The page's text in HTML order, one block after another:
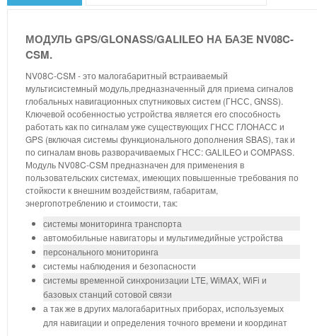
МОДУЛЬ GPS/GLONASS/GALILEO НА БАЗЕ NV08C-
CSM.
NV08C-CSM - это малогабаритный встраиваемый
мультисистемный модуль,предназначенный для приема сигналов
глобальных навигационных спутниковых систем (ГНСС, GNSS).
Ключевой особенностью устройства является его способность
работать как по сигналам уже существующих ГНСС ГЛОНАСС и
GPS (включая системы функционального дополнения SBAS), так и
по сигналам вновь разворачиваемых ГНСС: GALILEO и COMPASS.
Модуль NV08C-CSM предназначен для применения в
пользовательских системах, имеющих повышенные требования по
стойкости к внешним воздействиям, габаритам,
энергопотреблению и стоимости, так:
системы мониторинга транспорта
автомобильные навигаторы и мультимедийные устройства
персонального мониторинга
системы наблюдения и безопасности
системы временной синхронизации LTE, WiMAX, WiFi и
базовых станций сотовой связи
а так же в других малогабаритных приборах, используемых
для навигации и определения точного времени и координат